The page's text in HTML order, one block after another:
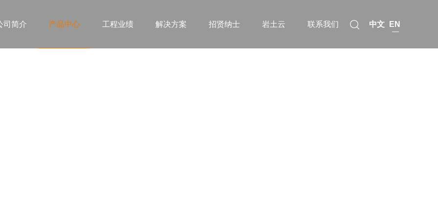
司简介 产品中心 工程业绩 解决方案 招贤纳士 岩土云 联系我们 中文 EN